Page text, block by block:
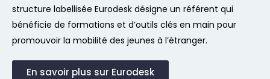
structure labellisée Eurodesk désigne un référent qui
bénéficie de formations et d’outils clés en main pour
promouvoir la mobilité des jeunes à l’étranger.
En savoir plus sur Eurodesk